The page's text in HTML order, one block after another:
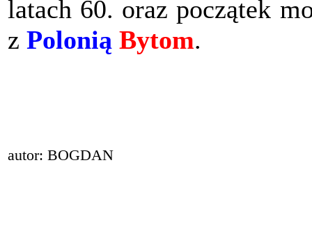
latach 60. oraz początek
z Polonią Bytom.
autor: BOGDAN